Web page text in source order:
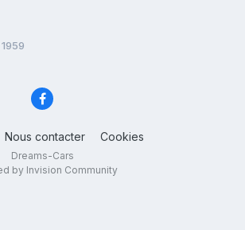
Nous contacter Cookies
Dreams-Cars
by Invision Community